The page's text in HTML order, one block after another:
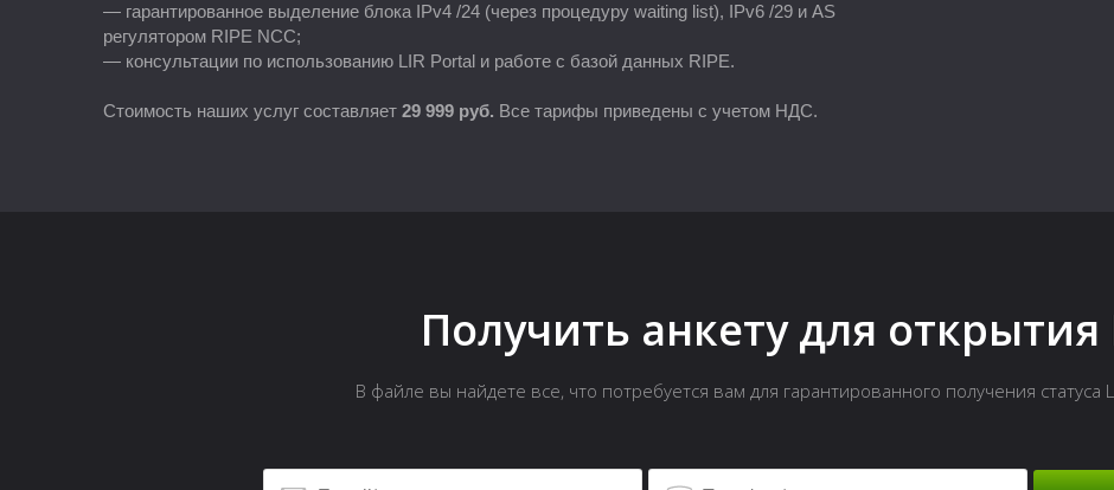
— гарантированное выделение блока IPv4 /24 (через процедуру waiting list), IPv6 /29 и AS
регулятором RIPE NCC;
— консультации по использованию LIR Portal и работе с базой данных RIPE.
Стоимость наших услуг составляет 29 999 руб. Все тарифы приведены с учетом НДС.
Получить анкету для открытия
В файле вы найдете все, что потребуется вам для гарантированного получения статуса